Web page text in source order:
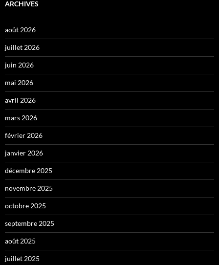
ARCHIVES
août 2026
juillet 2026
juin 2026
mai 2026
avril 2026
mars 2026
février 2026
janvier 2026
décembre 2025
novembre 2025
octobre 2025
septembre 2025
août 2025
juillet 2025